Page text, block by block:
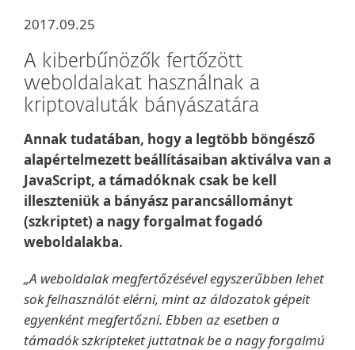
2017.09.25
A kiberbűnözők fertőzött
weboldalakat használnak a
kriptovaluták bányászatára
Annak tudatában, hogy a legtöbb böngésző
alapértelmezett beállításaiban aktiválva van a
JavaScript, a támadóknak csak be kell
illeszteniük a bányász parancsállományt
(szkriptet) a nagy forgalmat fogadó
weboldalakba.
„A weboldalak megfertőzésével egyszerűbben lehet
sok felhasználót elérni, mint az áldozatok gépeit
egyenként megfertőzni. Ebben az esetben a
támadók szkripteket juttatnak be a nagy forgalmú